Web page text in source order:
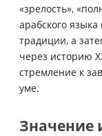
«зрелость»,
арабского
традиции, а
через историю
стремление к
уме.
Значение